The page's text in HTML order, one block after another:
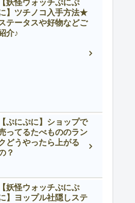
【妖怪ウォッチぷにぷ
】ツチノコ入手方法★
テータスや好物などご
介♪
【ぷにぷに】ショップで
ってるたべもののラン
どうやったら上がる
？
【妖怪ウォッチぷにぷ
】ヨップル社隠しステ